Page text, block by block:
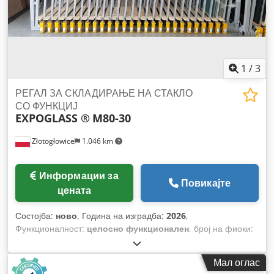
1 /3
Złotogłowice 1.046 km
РЕГАЛ ЗА СКЛАДИРАЊЕ НА СТАКЛО
СО ФУНКЦИЈ
EXPOGLASS ® M80-30
цената
Повикајте
Состојба: ново, Година на изградба: 2026,
Функционалност: целосно функционален, број на фиоки:
, РЕГАЛ ЗА СКЛАДИРАЊЕ НА СТАКЛО СО ФУНКЦИЈА НА
ПОВЛЕКУВАЊЕ М80-30 ГОДИНА НА ПРОИЗВОДСТВО 2025
/ ФАБРИЧКИ НОВ Ние сме произведувачи на регали за
Мал оглас